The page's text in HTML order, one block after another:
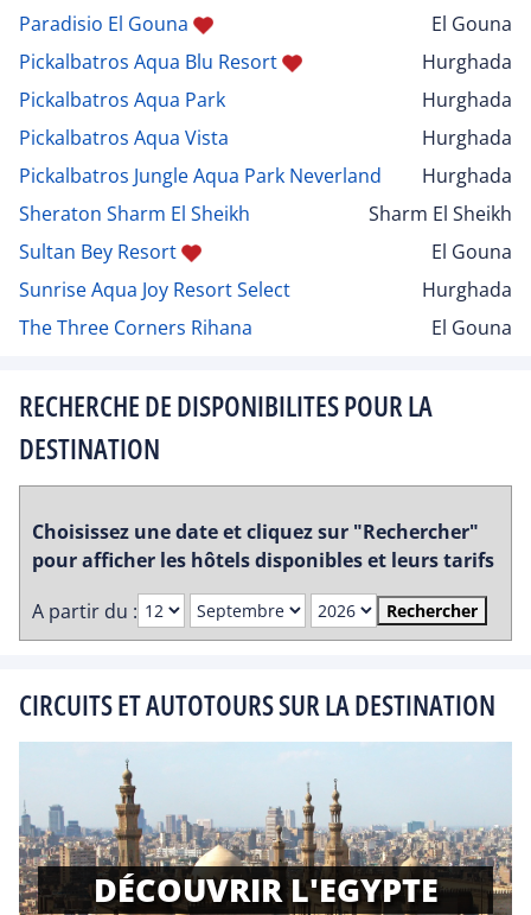
Paradisio El Gouna
El Gouna
Pickalbatros Aqua Blu Resort
Hurghada
Pickalbatros Aqua Park
Hurghada
Pickalbatros Aqua Vista
Hurghada
Pickalbatros Jungle Aqua Park Neverland
Hurghada
Sheraton Sharm El Sheikh
Sharm El Sheikh
Sultan Bey Resort
El Gouna
Sunrise Aqua Joy Resort Select
Hurghada
The Three Corners Rihana
El Gouna
RECHERCHE DE DISPONIBILITES POUR LA
DESTINATION
Choisissez une date et cliquez sur "Rechercher"
pour afficher les hôtels disponibles et leurs tarifs
A partir du :
Rechercher
CIRCUITS ET AUTOTOURS SUR LA DESTINATION
DÉCOUVRIR L'EGYPTE